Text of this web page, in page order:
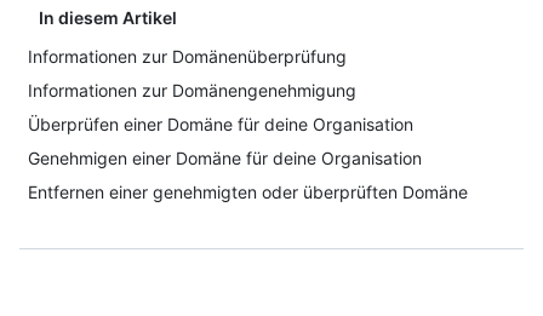
In diesem Artikel
Informationen zur Domänenüberprüfung
Informationen zur Domänengenehmigung
Überprüfen einer Domäne für deine Organisation
Genehmigen einer Domäne für deine Organisation
Entfernen einer genehmigten oder überprüften Domäne